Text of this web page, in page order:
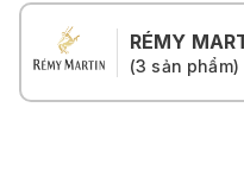
RÉMY
(3 sản phẩm)